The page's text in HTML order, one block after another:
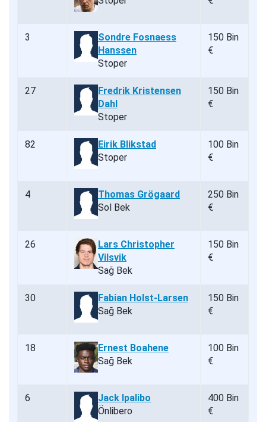
3
Sondre Fosnaess
Hanssen
Stoper
150 Bin
€
27
Fredrik Kristensen
Dahl
Stoper
150 Bin
€
82
Eirik Blikstad
Stoper
100 Bin
€
4
Thomas Grögaard
Sol Bek
250 Bin
€
26
Lars Christopher
Vilsvik
Sağ Bek
150 Bin
€
30
Fabian Holst-Larsen
Sağ Bek
150 Bin
€
18
Ernest Boahene
Sağ Bek
100 Bin
€
6
Jack Ipalibo
Önlibero
400 Bin
€